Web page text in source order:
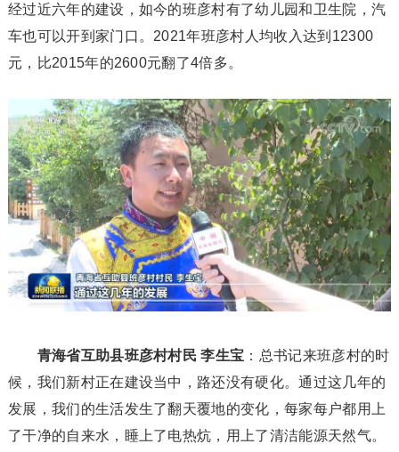
经过近六年的建设，如今的班彦村有了幼儿园和卫生院，汽
车也可以开到家门口。2021年班彦村人均收入达到12300
元，比2015年的2600元翻了4倍多。
青海省互助县班彦村村民 李生宝 ：总书记来班彦村的时
候，我们新村正在建设当中，路还没有硬化。通过这几年的
发展，我们的生活发生了翻天覆地的变化，每家每户都用上
了干净的自来水，睡上了电热炕，用上了清洁能源天然气。